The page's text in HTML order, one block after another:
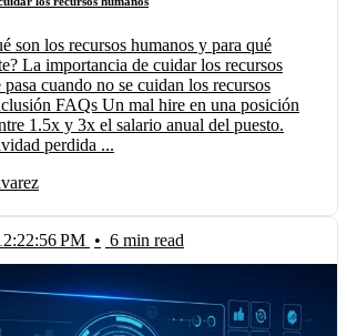
son los recursos humanos y para qué
La importancia de cuidar los recursos
cuando no se cuidan los recursos
FAQs Un mal hire en una posición
1.5x y 3x el salario anual del puesto.
perdida ...
PM • 6 min read